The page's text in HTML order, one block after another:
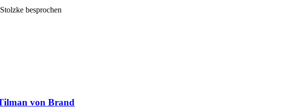
besprochen
von Brand